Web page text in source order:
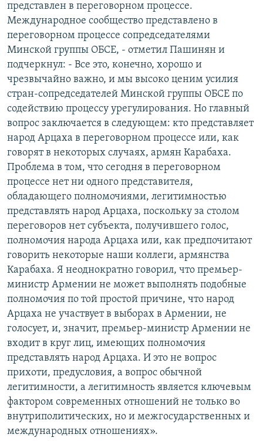
представлен в переговорном процессе.
Международное сообщество представлено в
переговорном процессе сопредседателями
Минской группы ОБСЕ, - отметил Пашинян и
подчеркнул: - Все это, конечно, хорошо и
чрезвычайно важно, и мы высоко ценим усилия
стран-сопредседателей Минской группы ОБСЕ по
содействию процессу урегулирования. Но главный
вопрос заключается в следующем: кто представляет
народ Арцаха в переговорном процессе или, как
говорят в некоторых случаях, армян Карабаха.
Проблема в том, что сегодня в переговорном
процессе нет ни одного представителя,
обладающего полномочиями, легитимностью
представлять народ Арцаха, поскольку за столом
переговоров нет субъекта, получившего голос,
полномочия народа Арцаха или, как предпочитают
говорить некоторые наши коллеги, армянства
Карабаха. Я неоднократно говорил, что премьер-
министр Армении не может выполнять подобные
полномочия по той простой причине, что народ
Арцаха не участвует в выборах в Армении, не
голосует, и, значит, премьер-министр Армении не
входит в круг лиц, имеющих полномочия
представлять народ Арцаха. И это не вопрос
прихоти, предусловия, а вопрос обычной
легитимности, а легитимность является ключевым
фактором современных отношений не только во
внутриполитических, но и межгосударственных и
международных отношениях».